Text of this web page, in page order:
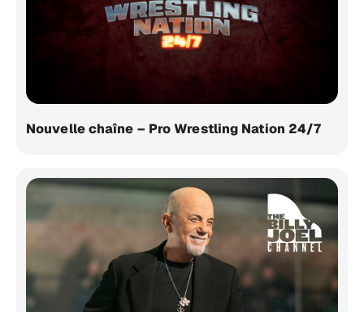
Nouvelle chaîne – Pro Wrestling Nation 24/7